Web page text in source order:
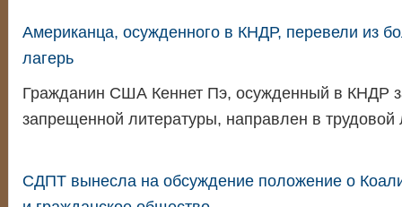
Американца, осужденного в КНДР, перевели из
лагерь
Гражданин США Кеннет Пэ, осужденный в КНДР
запрещенной литературы, направлен в
СДПТ вынесла на обсуждение положение о